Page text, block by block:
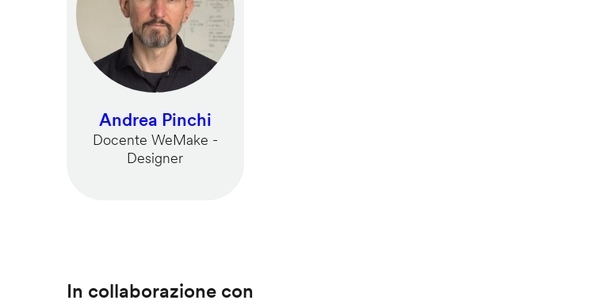
Andrea Pinchi
Docente WeMake -
Designer
In collaborazione con